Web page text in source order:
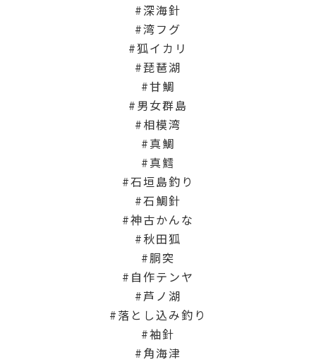
深海針
湾フグ
狐イカリ
琵琶湖
甘鯛
男女群島
相模湾
真鯛
真鱈
石垣島釣り
石鯛針
神古かんな
秋田狐
胴突
自作テンヤ
芦ノ湖
落とし込み釣り
袖針
角海津